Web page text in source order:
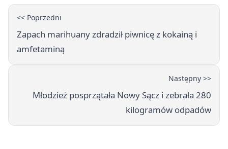
<< Poprzedni
Zapach marihuany zdradził piwnicę z kokainą i
amfetaminą
Następny >>
Młodzież posprzątała Nowy Sącz i zebrała 280
kilogramów odpadów